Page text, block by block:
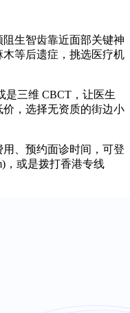
生智齿靠近面部关键神
等后遗症，挑选医疗机
三维 CBCT，让医生
，选择无资质的街边小
、预约面诊时间，可登
，或是拨打香港专线